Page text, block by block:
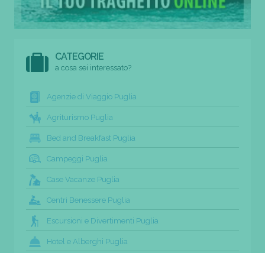
CATEGORIE
a cosa sei interessato?
Agenzie di Viaggio Puglia
Agriturismo Puglia
Bed and Breakfast Puglia
Campeggi Puglia
Case Vacanze Puglia
Centri Benessere Puglia
Escursioni e Divertimenti Puglia
Hotel e Alberghi Puglia